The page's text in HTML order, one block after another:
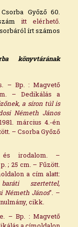
Győző 60.
számitt elérhető.
írt számos
könyvtárának
– Bp. : Magvető
– Dedikálás a
a síron túl is
Németh János
március 4.-én
– Csorba Győző
irodalom. –
; 25 cm. – Fűzött.
a cím alatt:
szertettel,
Németh János”. –
cikk.
– Bp. : Magvető